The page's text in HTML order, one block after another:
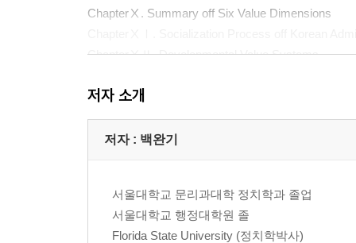
ChapterⅩ. Summary off Six Value Dimensions
ChapterⅩⅡ. Developmental Value Systems
ChapterⅩⅣ. Factors Necessary in Order to
ChapterⅩⅤ. Development Administrative Culture
Bibliography
저자 소개
저자 : 백완기
서울대학교 문리과대학 정치학과 졸업
서울대학교 행정대학원 졸
Florida State University (정치학박사)